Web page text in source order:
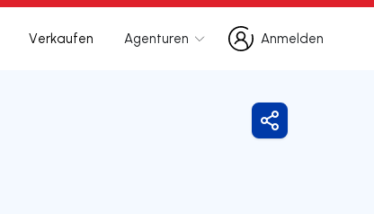
Verkaufen Agenturen
Anmelden
Anmelden
Freigeben